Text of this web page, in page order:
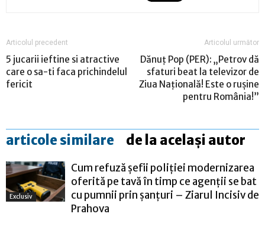
Articolul precedent
5 jucarii ieftine si atractive
care o sa-ti faca prichindelul
fericit
Articolul următor
Dănuț Pop (PER): „Petrov dă
sfaturi beat la televizor de
Ziua Națională! Este o rușine
pentru România!”
articole similare de la același autor
Exclusiv
Cum refuză șefii poliției modernizarea
oferită pe tavă în timp ce agenții se bat
cu pumnii prin șanțuri – Ziarul Incisiv de
Prahova